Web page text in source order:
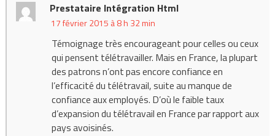
Prestataire Intégration Html
17 février 2015 à 8 h 32 min
Témoignage très encourageant pour celles ou ceux
qui pensent télétravailler. Mais en France, la plupart
des patrons n’ont pas encore confiance en
l’efficacité du télétravail, suite au manque de
confiance aux employés. D’où le faible taux
d’expansion du télétravail en France par rapport aux
pays avoisinés.